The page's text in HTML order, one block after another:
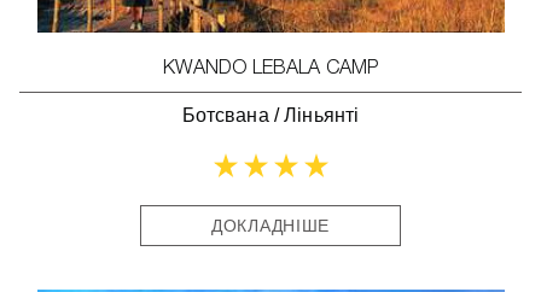
KWANDO LEBALA CAMP
Ботсвана /Ліньянті
ДОКЛАДНІШЕ